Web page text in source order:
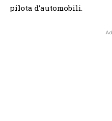
pilota d’automobili.